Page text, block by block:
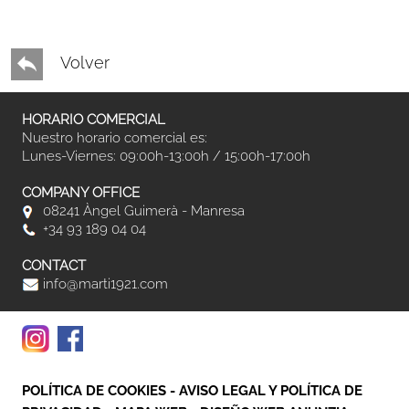
Volver
HORARIO COMERCIAL
Nuestro horario comercial es:
Lunes-Viernes: 09:00h-13:00h / 15:00h-17:00h
COMPANY OFFICE
08241 Àngel Guimerà - Manresa
+34 93 189 04 04
CONTACT
info@marti1921.com
POLÍTICA DE COOKIES - AVISO LEGAL Y POLÍTICA DE